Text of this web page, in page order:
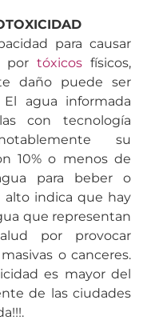
para causar
por tóxicosfísicos,
daño puede ser
agua informada
con tecnología
su
10% o menos de
para beber o
alto indica que hay
que representan
por provocar
o canceres.
es mayor del
de las ciudades